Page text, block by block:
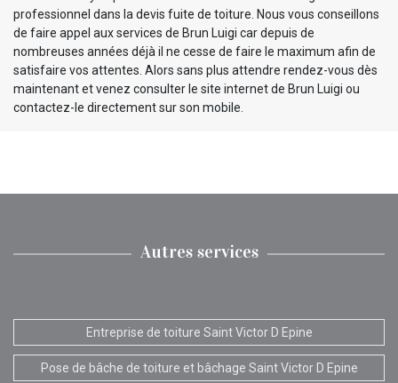
professionnel dans la devis fuite de toiture. Nous vous conseillons
de faire appel aux services de Brun Luigi car depuis de
nombreuses années déjà il ne cesse de faire le maximum afin de
satisfaire vos attentes. Alors sans plus attendre rendez-vous dès
maintenant et venez consulter le site internet de Brun Luigi ou
contactez-le directement sur son mobile.
Autres services
Entreprise de toiture Saint Victor D Epine
Pose de bâche de toiture et bâchage Saint Victor D Epine